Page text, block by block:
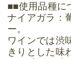
■■使用品種に
ナイアガラ：
ー。
ワインでは渋
きりとした味